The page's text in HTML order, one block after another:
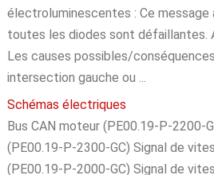
électroluminescentes : Ce message
toutes les diodes sont défaillantes.
Les causes possibles/
intersection gauche ou ...
Schémas électriques
Bus CAN moteur (PE00.19-P-2200-
(PE00.19-P-2300-GC) Signal de
(PE00.19-P-2000-GC) Signal de